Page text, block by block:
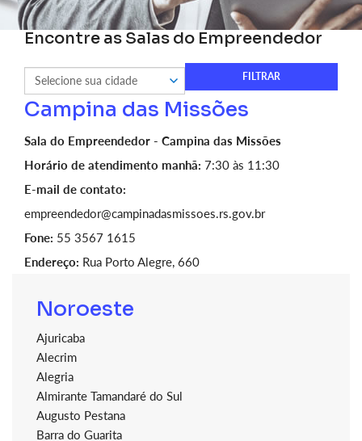
Encontre as Salas do Empreendedor
Campina das Missões
Sala do Empreendedor - Campina das Missões
Horário de atendimento manhã: 7:30 às 11:30
E-mail de contato:
empreendedor@campinadasmissoes.rs.gov.br
Fone: 55 3567 1615
Endereço: Rua Porto Alegre, 660
Noroeste
Ajuricaba
Alecrim
Alegria
Almirante Tamandaré do Sul
Augusto Pestana
Barra do Guarita